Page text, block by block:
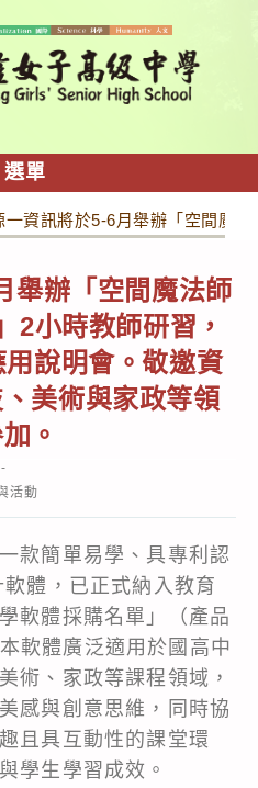
選單
一資訊將於5-6月舉辦「空間魔
舉辦「空間魔法師
2小時教師研習，
說明會。敬邀資
美術與家政等領
。
活動
款簡單易學、具專利認
體，已正式納入教育
軟體採購名單」（產品
軟體廣泛適用於國高中
術、家政等課程領域，
感與創意思維，同時協
且具互動性的課堂環
學生學習成效。